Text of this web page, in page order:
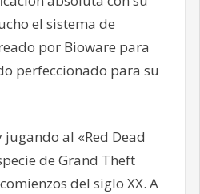
el sistema de
por Bioware para
perfeccionado para su
al «Red Dead
de Grand Theft
del siglo XX. A